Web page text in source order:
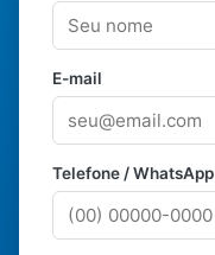
E-mail
Telefone / WhatsApp